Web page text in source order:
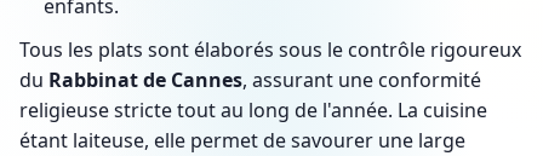
enfants.
Tous les plats sont élaborés sous le contrôle rigoureux
du Rabbinat de Cannes, assurant une conformité
religieuse stricte tout au long de l'année. La cuisine
étant laiteuse, elle permet de savourer une large